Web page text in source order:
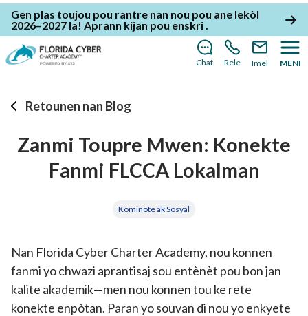
Gen plas toujou pou rantre nan nou pou ane lekòl
2026–2027 la! Aprann kijan pou enskri.
Chat Rele Imel MENI
Retounen nan Blog
Zanmi Toupre Mwen: Konekte
Fanmi FLCCA Lokalman
Kominote ak Sosyal
Nan Florida Cyber ​​Charter Academy, nou konnen
fanmi yo chwazi aprantisaj sou entènèt pou bon jan
kalite akademik—men nou konnen tou ke rete
konekte enpòtan. Paran yo souvan di nou yo enkyete